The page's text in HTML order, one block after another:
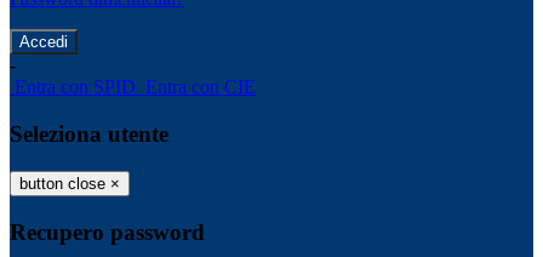
-
Entra con SPID Entra con CIE
Seleziona utente
button close ×
Recupero password